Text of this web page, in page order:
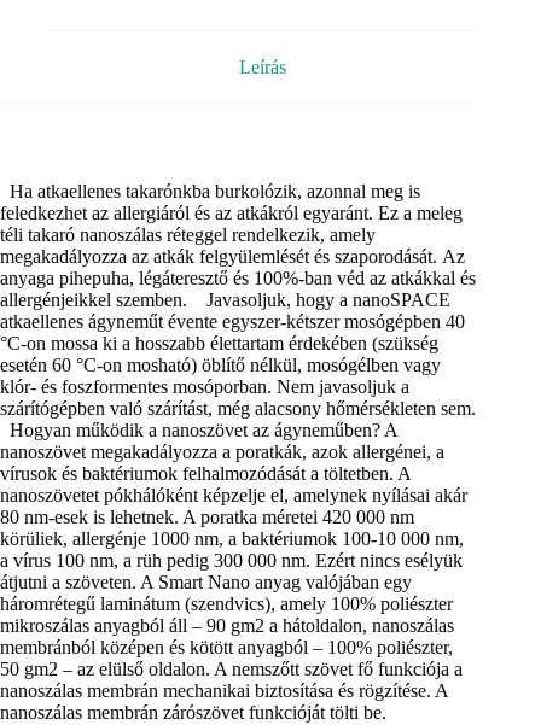
Leírás
Ha atkaellenes takarónkba burkolózik, azonnal meg is
feledkezhet az allergiáról és az atkákról egyaránt. Ez a meleg
téli takaró nanoszálas réteggel rendelkezik, amely
megakadályozza az atkák felgyülemlését és szaporodását. Az
anyaga pihepuha, légáteresztő és 100%-ban véd az atkákkal és
allergénjeikkel szemben. Javasoljuk, hogy a nanoSPACE
atkaellenes ágyneműt évente egyszer-kétszer mosógépben 40
°C-on mossa ki a hosszabb élettartam érdekében (szükség
esetén 60 °C-on mosható) öblítő nélkül, mosógélben vagy
klór- és foszformentes mosóporban. Nem javasoljuk a
szárítógépben való szárítást, még alacsony hőmérsékleten sem.
Hogyan működik a nanoszövet az ágyneműben? A
nanoszövet megakadályozza a poratkák, azok allergénei, a
vírusok és baktériumok felhalmozódását a töltetben. A
nanoszövetet pókhálóként képzelje el, amelynek nyílásai akár
80 nm-esek is lehetnek. A poratka méretei 420 000 nm
körüliek, allergénje 1000 nm, a baktériumok 100-10 000 nm,
a vírus 100 nm, a rüh pedig 300 000 nm. Ezért nincs esélyük
átjutni a szöveten. A Smart Nano anyag valójában egy
háromrétegű laminátum (szendvics), amely 100% poliészter
mikroszálas anyagból áll – 90 gm2 a hátoldalon, nanoszálas
membránból középen és kötött anyagból – 100% poliészter,
50 gm2 – az elülső oldalon. A nemszőtt szövet fő funkciója a
nanoszálas membrán mechanikai biztosítása és rögzítése. A
nanoszálas membrán zárószövet funkcióját tölti be.